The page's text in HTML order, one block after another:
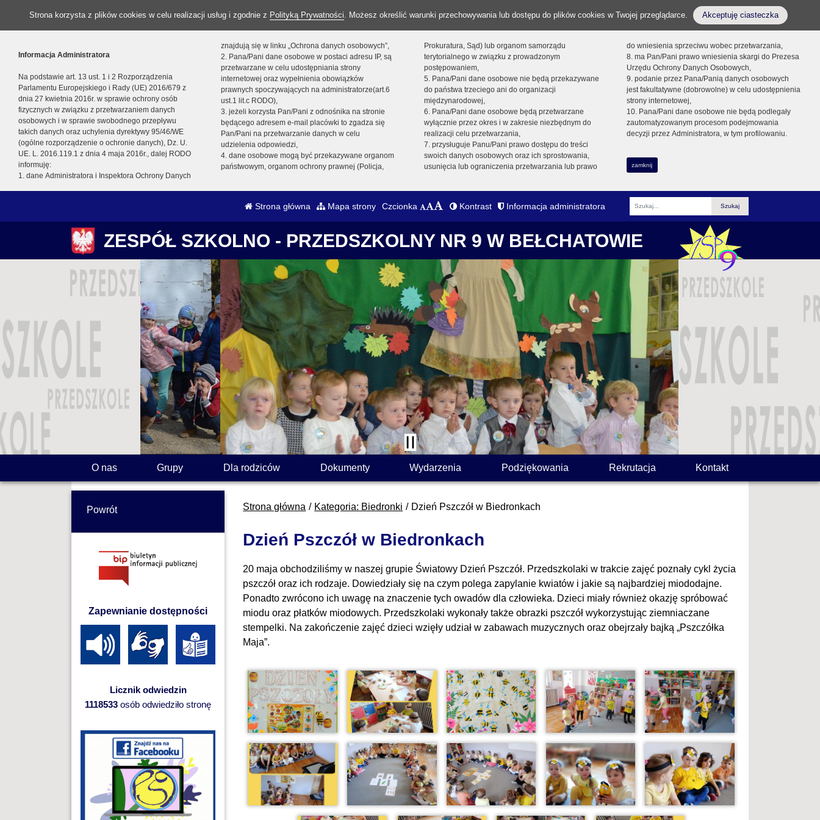
Strona korzysta z plików cookies w celu realizacji usług i zgodnie z Polityką Prywatności. Możesz określić warunki przechowywania lub dostępu do plików cookies w Twojej przeglądarce. Akceptuję ciasteczka
Informacja Administratora
Na podstawie art. 13 ust. 1 i 2 Rozporządzenia
Parlamentu Europejskiego i Rady (UE) 2016/679 z
dnia 27 kwietnia 2016r. w sprawie ochrony osób
fizycznych w związku z przetwarzaniem danych
osobowych i w sprawie swobodnego przepływu
takich danych oraz uchylenia dyrektywy 95/46/WE
(ogólne rozporządzenie o ochronie danych), Dz. U.
UE. L. 2016.119.1 z dnia 4 maja 2016r., dalej RODO
informuję:
1. dane Administratora i Inspektora Ochrony Danych
znajdują się w linku „Ochrona danych osobowych”,
2. Pana/Pani dane osobowe w postaci adresu IP, są
przetwarzane w celu udostępniania strony
internetowej oraz wypełnienia obowiązków
prawnych spoczywających na administratorze(art.6
ust.1 lit.c RODO),
3. jeżeli korzysta Pan/Pani z odnośnika na stronie
będącego adresem e-mail placówki to zgadza się
Pan/Pani na przetwarzanie danych w celu
udzielenia odpowiedzi,
4. dane osobowe mogą być przekazywane organom
państwowym, organom ochrony prawnej (Policja,
Prokuratura, Sąd) lub organom samorządu
terytorialnego w związku z prowadzonym
postępowaniem,
5. Pana/Pani dane osobowe nie będą przekazywane
do państwa trzeciego ani do organizacji
międzynarodowej,
6. Pana/Pani dane osobowe będą przetwarzane
wyłącznie przez okres i w zakresie niezbędnym do
realizacji celu przetwarzania,
7. przysługuje Panu/Pani prawo dostępu do treści
swoich danych osobowych oraz ich sprostowania,
usunięcia lub ograniczenia przetwarzania lub prawo
do wniesienia sprzeciwu wobec przetwarzania,
8. ma Pan/Pani prawo wniesienia skargi do Prezesa
Urzędu Ochrony Danych Osobowych,
9. podanie przez Pana/Panią danych osobowych
jest fakultatywne (dobrowolne) w celu udostępnienia
strony internetowej,
10. Pana/Pani dane osobowe nie będą podlegały
zautomatyzowanym procesom podejmowania
decyzji przez Administratora, w tym profilowaniu.
zamknij
Strona główna Mapa strony Czcionka Kontrast Informacja administratora
Fraza
ZESPÓŁ SZKOLNO - PRZEDSZKOLNY NR 9 W BEŁCHATOWIE
O nas Grupy Dla rodziców Dokumenty Wydarzenia Podziękowania Rekrutacja Kontakt
Strona główna Kategoria: Biedronki Dzień Pszczół w Biedronkach
Dzień Pszczół w Biedronkach
20 maja obchodziliśmy w naszej grupie Światowy Dzień Pszczół. Przedszkolaki w trakcie zajęć poznały cykl życia
pszczół oraz ich rodzaje. Dowiedziały się na czym polega zapylanie kwiatów i jakie są najbardziej miododajne.
Ponadto zwrócono ich uwagę na znaczenie tych owadów dla człowieka. Dzieci miały również okazję spróbować
miodu oraz płatków miodowych. Przedszkolaki wykonały także obrazki pszczół wykorzystując ziemniaczane
stempelki. Na zakończenie zajęć dzieci wzięły udział w zabawach muzycznych oraz obejrzały bajką „Pszczółka
Maja”.
Powrót
Zapewnianie dostępności
Licznik odwiedzin
1118533 osób odwiedziło stronę